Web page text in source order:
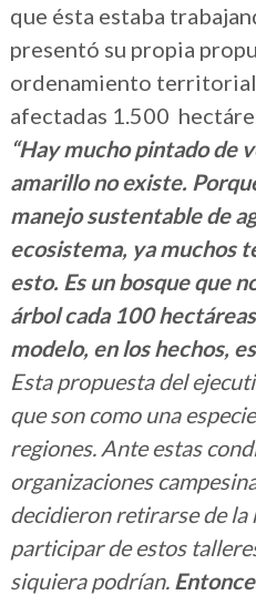
que ésta estaba
presentó su propia
ordenamiento territorial
afectadas 1.500
“Hay mucho pintado de
amarillo no existe.
manejo sustentable de
ecosistema, ya muchos
esto. Es un bosque que
árbol cada 100
modelo, en los hechos,
Esta propuesta del
que son como una
regiones. Ante estas
organizaciones
decidieron retirarse de la
participar de estos
siquiera podrían.